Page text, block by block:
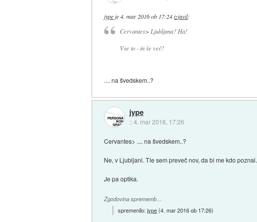
jype je4. mar 2016 ob 17:24 izjavil:
Cervantes> Ljubljana? Ha!
Vse to - in še več!
.... na švedskem..?
jype
::4. mar 2016, 17:26
Cervantes> .... na švedskem..?
Ne, v Ljubljani. Tle sem preveč nov, da bi me kdo poznal.
Je pa optika.
Zgodovina sprememb…
spremenilo:jype(4. mar 2016 ob 17:26)